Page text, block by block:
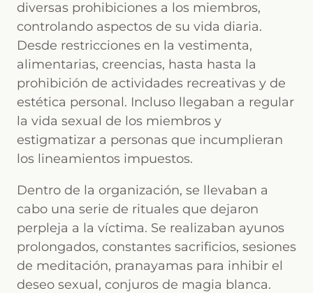
diversas prohibiciones a los miembros,
controlando aspectos de su vida diaria.
Desde restricciones en la vestimenta,
alimentarias, creencias, hasta hasta la
prohibición de actividades recreativas y de
estética personal. Incluso llegaban a regular
la vida sexual de los miembros y
estigmatizar a personas que incumplieran
los lineamientos impuestos.
Dentro de la organización, se llevaban a
cabo una serie de rituales que dejaron
perpleja a la víctima. Se realizaban ayunos
prolongados, constantes sacrificios, sesiones
de meditación, pranayamas para inhibir el
deseo sexual, conjuros de magia blanca.